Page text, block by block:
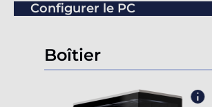
Configurer le PC
Boîtier